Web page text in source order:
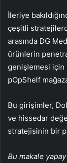
İleriye
çeşitli
arasında DG
ürünlerin
genişlemesi için
pOpShelf
Bu girişimler,
ve hissedar
stratejisinin bir
Bu makale